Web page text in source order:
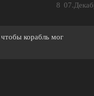
8
корабль мог